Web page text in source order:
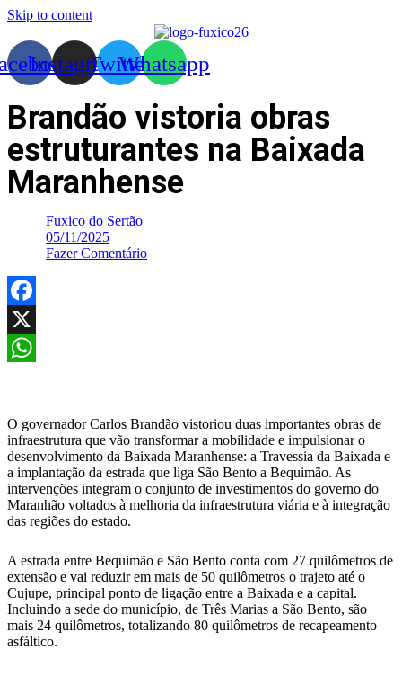
Skip to content
InstagramTwitterWhatsapp
Brandão vistoria obras
estruturantes na Baixada
Maranhense
Fuxico do Sertão
05/11/2025
Fazer Comentário
Facebook
X
O governador Carlos Brandão vistoriou duas importantes obras de
infraestrutura que vão transformar a mobilidade e impulsionar o
desenvolvimento da Baixada Maranhense: a Travessia da Baixada e
a implantação da estrada que liga São Bento a Bequimão. As
intervenções integram o conjunto de investimentos do governo do
Maranhão voltados à melhoria da infraestrutura viária e à integração
das regiões do estado.
A estrada entre Bequimão e São Bento conta com 27 quilômetros de
extensão e vai reduzir em mais de 50 quilômetros o trajeto até o
Cujupe, principal ponto de ligação entre a Baixada e a capital.
Incluindo a sede do município, de Três Marias a São Bento, são
mais 24 quilômetros, totalizando 80 quilômetros de recapeamento
asfáltico.